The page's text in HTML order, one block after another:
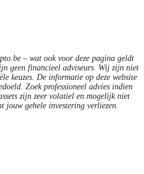
– wat ook voor deze pagina geldt
geen financieel adviseurs. Wij zijn niet
keuzes. De informatie op deze website
Zoek professioneel advies indien
zijn zeer volatiel en mogelijk niet
jouw gehele investering verliezen.